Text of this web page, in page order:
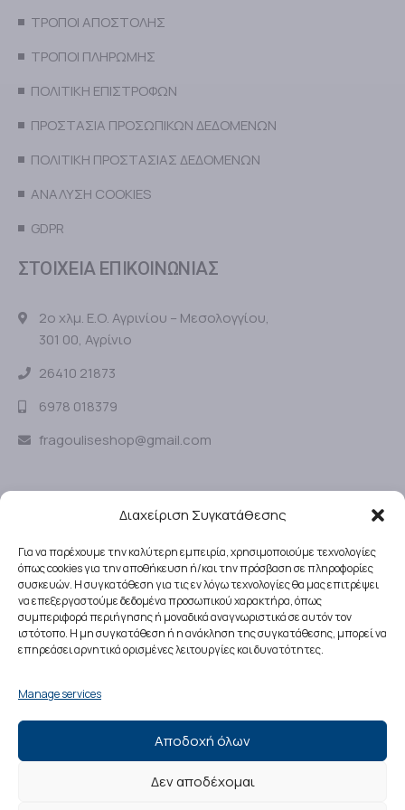
Διαχείριση Συγκατάθεσης
Για να παρέχουμε την καλύτερη εμπειρία, χρησιμοποιούμε τεχνολογίες
όπως cookies για την αποθήκευση ή/και την πρόσβαση σε πληροφορίες
συσκευών. Η συγκατάθεση για τις εν λόγω τεχνολογίες θα μας επιτρέψει
να επεξεργαστούμε δεδομένα προσωπικού χαρακτήρα, όπως
συμπεριφορά περιήγησης ή μοναδικά αναγνωριστικά σε αυτόν τον
ιστότοπο. Η μη συγκατάθεση ή η ανάκληση της συγκατάθεσης, μπορεί να
επηρεάσει αρνητικά ορισμένες λειτουργίες και δυνατότητες.
Manage services
Αποδοχή όλων
Δεν αποδέχομαι
ΤΡΟΠΟΙ ΑΠΟΣΤΟΛΗΣ
ΤΡΟΠΟΙ ΠΛΗΡΩΜΗΣ
ΠΟΛΙΤΙΚΗ ΕΠΙΣΤΡΟΦΩΝ
ΠΡΟΣΤΑΣΙΑ ΠΡΟΣΩΠΙΚΩΝ ΔΕΔΟΜΕΝΩΝ
ΠΟΛΙΤΙΚΗ ΠΡΟΣΤΑΣΙΑΣ ΔΕΔΟΜΕΝΩΝ
ΑΝΑΛΥΣΗ COOKIES
GDPR
ΣΤΟΙΧΕΙΑ ΕΠΙΚΟΙΝΩΝΙΑΣ
2ο χλμ. Ε.Ο. Αγρινίου – Μεσολογγίου,
301 00, Αγρίνιο
26410 21873
6978 018379
fragouliseshop@gmail.com
SOCIAL MEDIA
ΩΡΑΡΙΟ ΛΕΙΤΟΥΡΓΙΑΣ ΚΑΤΑΣΤΗΜΑΤΟΣ
Δευτέρα – Παρασκευή:
08:00 – 18:00
08:00 – 15:30